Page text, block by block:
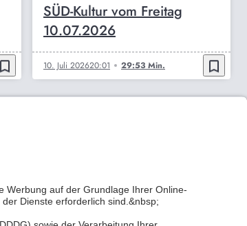
bookmark_border
SÜD-Kultur vom Freitag
10.07.2026
10. Juli 202620:01 29:53 Min. bookmark_border